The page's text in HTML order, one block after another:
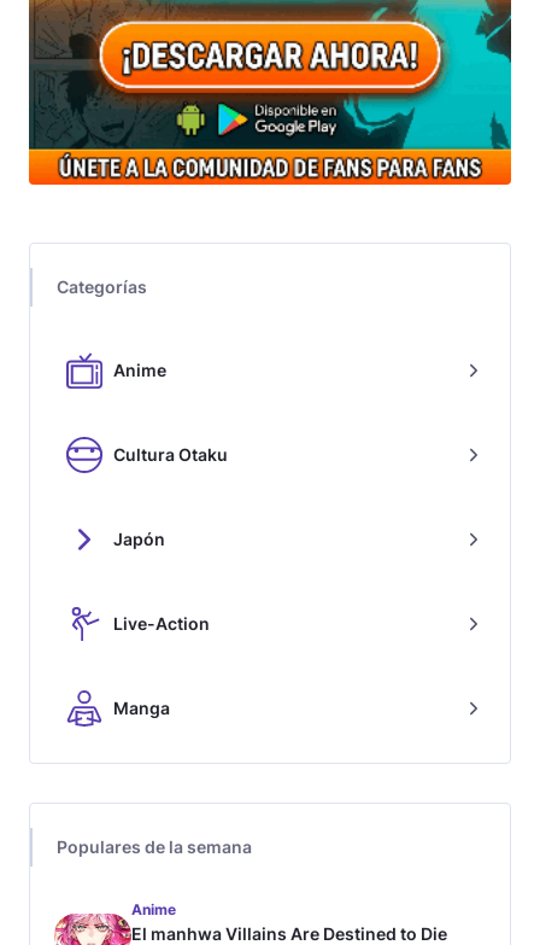
Categorías
Anime
Cultura Otaku
Japón
Live-Action
Manga
Populares de la semana
Anime
El manhwa Villains Are Destined to Die